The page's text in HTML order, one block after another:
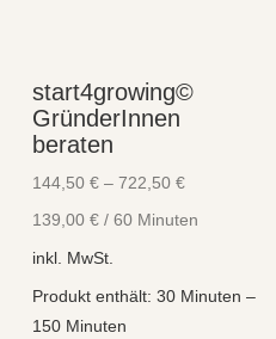
start4growing©
GründerInnen
beraten
144,50 €– 722,50 €
139,00 €/ 60 Minuten
inkl. MwSt.
Produkt enthält: 30 Minuten –
150 Minuten